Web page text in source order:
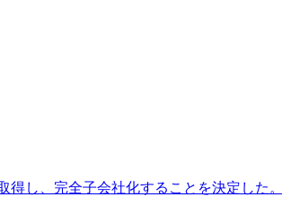
得し、完全子会社化することを決定し